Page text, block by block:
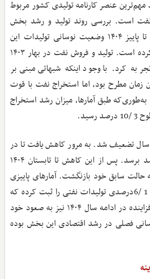
عنصر کارنامه تولیدی کشور مربوط
نفت است. بررسی روند تولید و رشد بخش
نفت از ابتدای ۱۴۰۳ تا پاییز ۱۴۰۴ وضعیت نوسانی تولیدات این
طلای سیاه را آشکار کرده است. تولید و فروش نفت در بهار ۱۴۰۳
کرد. با وجود اینکه شبهاتی مبنی‌بر
مطرح بود، اما استخراج نفت با قوت
طبق آمارها، میزان رشد استخراج
سال تضعیف شد. به مرور کاهش یافت تا در
پاییز ۱۴۰۳ به دو درصد برسد. پس از این کاهش تا تابستان ۱۴۰۴
سابق خود بازنگشت. آمارهای پاییزی
از استخراج نفت رشد 1 /6درصدی تولیدات نفتی را ثبت کرده که
باید دید آیا این روند فزاینده در ادامه سال ۱۴۰۴ نیز به صعود خود
فصلی در رشد اقتصادی این بخش بوده